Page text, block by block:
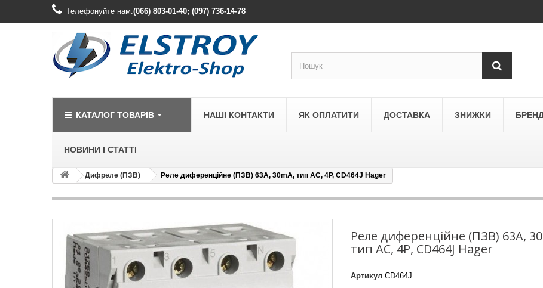
Телефонуйте нам:(066) 803-01-40; (097) 736-14-78
КАТАЛОГ ТОВАРІВ
LEGRAND
Legrand Celiane
Legrand Etika
Legrand Forix
Legrand SUNO
LEGRAND
LEZARD
Lezard Deriy
НАШІ КОНТАКТИ ЯК ОПЛАТИТИ ДОСТАВКА ЗНИЖКИ
НОВИНИ І СТАТТІ
Дифреле (ПЗВ) Реле диференційне (ПЗВ) 63A, 30mA, тип AC, 4P, CD464J Hager
Реле диференційне (ПЗВ) 63A,
тип AC, 4P, CD464J Hager
Артикул CD464J